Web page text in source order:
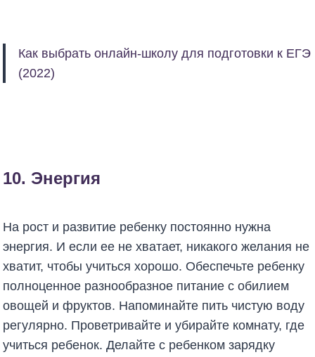
Как выбрать онлайн-школу для подготовки к ЕГЭ
(2022)
10. Энергия
На рост и развитие ребенку постоянно нужна
энергия. И если ее не хватает, никакого желания не
хватит, чтобы учиться хорошо. Обеспечьте ребенку
полноценное разнообразное питание с обилием
овощей и фруктов. Напоминайте пить чистую воду
регулярно. Проветривайте и убирайте комнату, где
учиться ребенок. Делайте с ребенком зарядку